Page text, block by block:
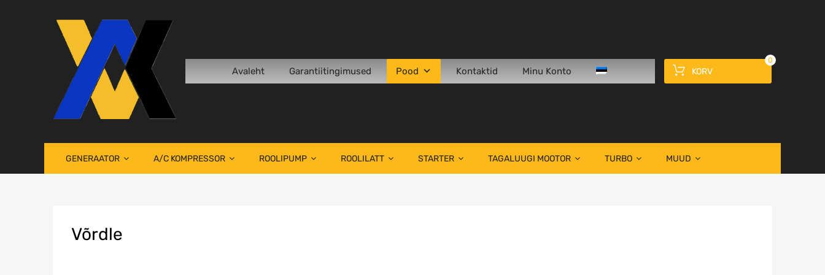
KORV
0
Avaleht Garantiitingimused Pood Kontaktid Minu Konto
GENERAATOR A/C KOMPRESSOR ROOLIPUMP ROOLILATT STARTER TAGALUUGI MOOTOR TURBO MUUD
Võrdle